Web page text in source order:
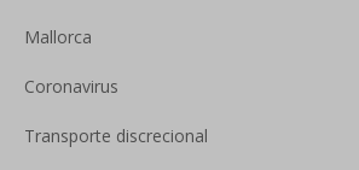
Mallorca
Coronavirus
Transporte discrecional